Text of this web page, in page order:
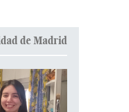
de Madrid